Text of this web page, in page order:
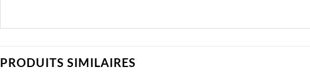
PRODUITS SIMILAIRES